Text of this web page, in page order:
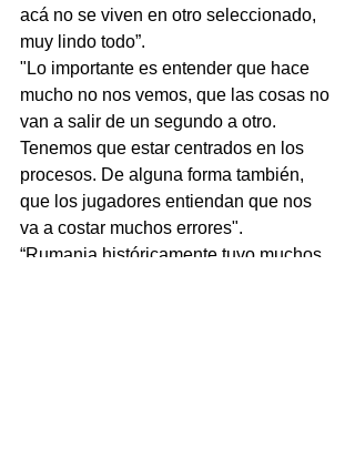
acá no se viven en otro seleccionado,
muy lindo todo”.
"Lo importante es entender que hace
mucho no nos vemos, que las cosas no
van a salir de un segundo a otro.
Tenemos que estar centrados en los
procesos. De alguna forma también,
que los jugadores entiendan que nos
va a costar muchos errores".
“Rumania históricamente tuvo muchos